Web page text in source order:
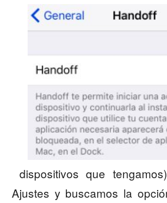
dispositivos que
Ajustes y buscamos la